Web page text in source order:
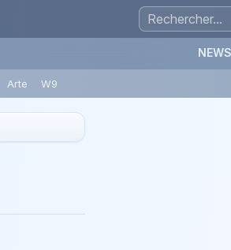
NEWS
Arte W9